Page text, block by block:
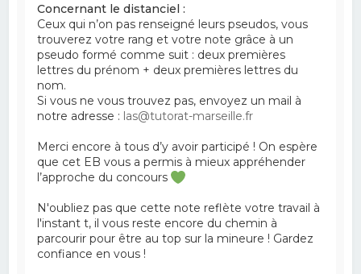
Concernant le distanciel :
Ceux qui n’on pas renseigné leurs pseudos, vous
trouverez votre rang et votre note grâce à un
pseudo formé comme suit : deux premières
lettres du prénom + deux premières lettres du
nom.
Si vous ne vous trouvez pas, envoyez un mail à
notre adresse : las@tutorat-marseille.fr
Merci encore à tous d’y avoir participé ! On espère
que cet EB vous a permis à mieux appréhender
l’approche du concours
N'oubliez pas que cette note reflète votre travail à
l'instant t, il vous reste encore du chemin à
parcourir pour être au top sur la mineure ! Gardez
confiance en vous !